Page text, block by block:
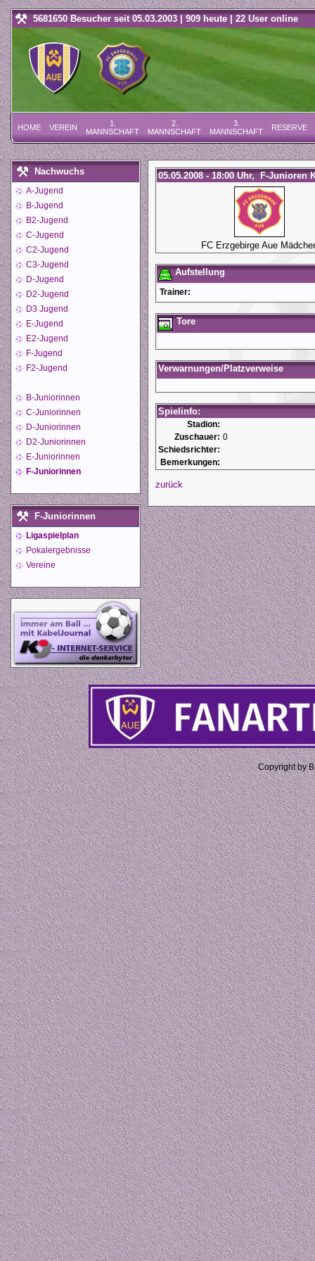
5681650 Besucher seit 05.03.2003 | 909 heute | 22 User online
HOME VEREIN
1.
MANNSCHAFT
2.
MANNSCHAFT
3.
MANNSCHAFT
RESERVE
Nachwuchs
A-Jugend
B-Jugend
B2-Jugend
C-Jugend
C2-Jugend
C3-Jugend
D-Jugend
D2-Jugend
D3 Jugend
E-Jugend
E2-Jugend
F-Jugend
F2-Jugend
B-Juniorinnen
C-Juniorinnen
D-Juniorinnen
D2-Juniorinnen
E-Juniorinnen
F-Juniorinnen
F-Juniorinnen
Ligaspielplan
Pokalergebnisse
Vereine
05.05.2008 - 18:00 Uhr, F-Junioren
FC Erzgebirge Aue
Aufstellung
Trainer:
Tore
Verwarnungen/Platzverweise
Spielinfo:
Stadion:
Zuschauer: 0
Schiedsrichter:
Bemerkungen:
zurück
Copyright by